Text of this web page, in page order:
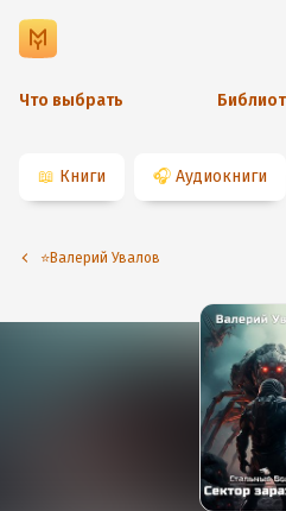
Что выбрать
📖 Книги 🎧 Аудиокниги
⭐️Валерий Увалов